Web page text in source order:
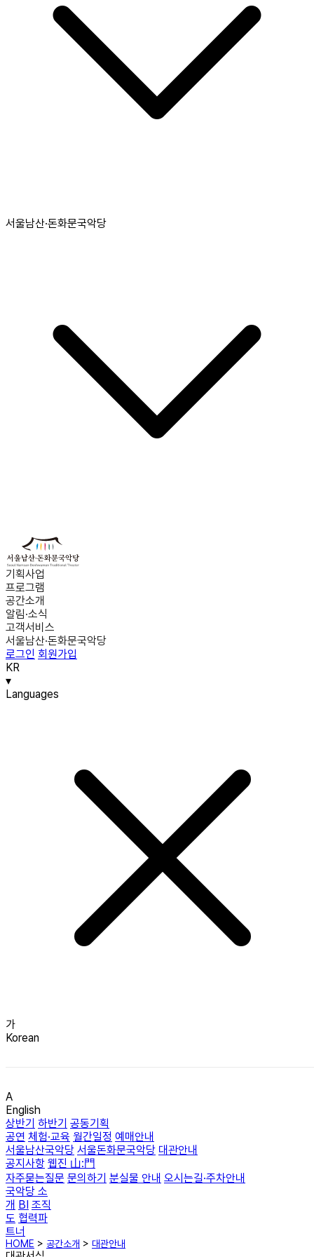
서울남산·돈화문국악당
기획사업
프로그램
공간소개
알림·소식
고객서비스
서울남산·돈화문국악당
로그인 회원가입
KR
▾
Languages
가
Korean
A
English
상반기 하반기 공동기획
공연 체험·교육 월간일정 예매안내
서울남산국악당 서울돈화문국악당 대관안내
공지사항 웹진 山:門
자주묻는질문 문의하기 분실물 안내 오시는길·주차안내
국악당 소
개 BI 조직
도 협력파
트너
HOME > 공간소개 > 대관안내